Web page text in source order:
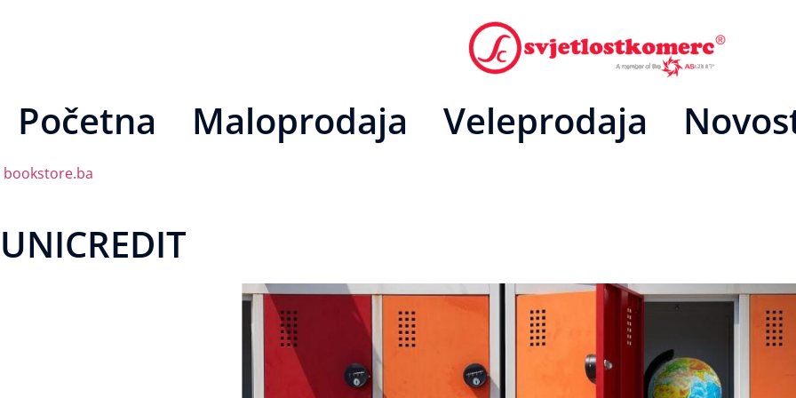
Početna Maloprodaja Veleprodaja
bookstore.ba
UNICREDIT